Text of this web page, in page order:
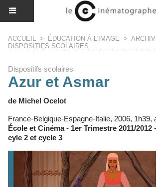
ACCUEIL > ÉDUCATION À L'IMAGE >
DISPOSITIFS SCOLAIRES
Dispositifs scolaires
Azur et Asmar
de Michel Ocelot
France-Belgique-Espagne-Italie, 2006, 1h39,
École et Cinéma - 1er Trimestre 2011/
cyle 2 et cycle 3